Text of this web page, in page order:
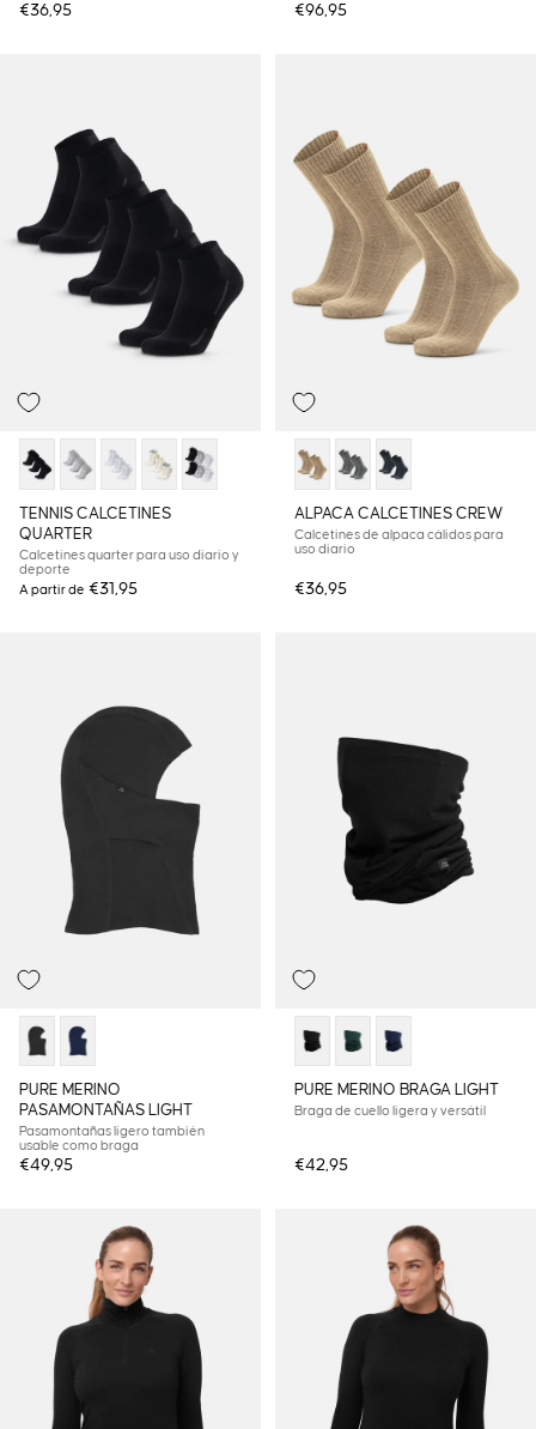
€36,95 €96,95
TENNIS CALCETINES
QUARTER
Calcetines quarter para uso diario y
deporte
A partir de €31,95
ALPACA CALCETINES CREW
Calcetines de alpaca cálidos para
uso diario
€36,95
PURE MERINO
PASAMONTAÑAS LIGHT
Pasamontañas ligero también
usable como braga
€49,95
PURE MERINO BRAGA LIGHT
Braga de cuello ligera y versátil
€42,95